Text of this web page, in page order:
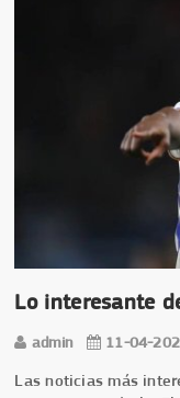
Lo interesante
admin 11-04-
Las noticias más